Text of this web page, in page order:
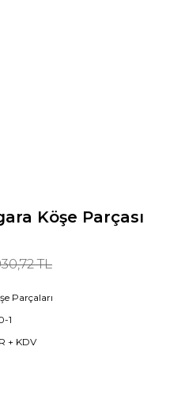
Köşe Parçası
TL
Parçaları
1
+ KDV